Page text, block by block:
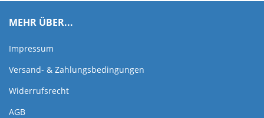
MEHR ÜBER...
Impressum
Versand- & Zahlungsbedingungen
Widerrufsrecht
AGB